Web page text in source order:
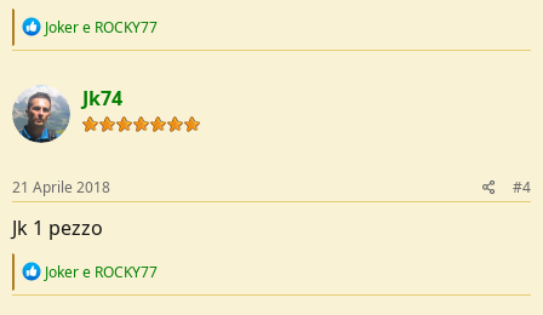
R
c
t
i
o
s
:
Jokere ROCKY77
Jk74
21 Aprile 2018 #4
Jk 1 pezzo
R
Jokere ROCKY77